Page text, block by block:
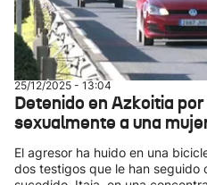
25/12/2025 - 13:04
Detenido en Azkoitia
sexualmente a una
El agresor ha huido en una
dos testigos que le han seguido